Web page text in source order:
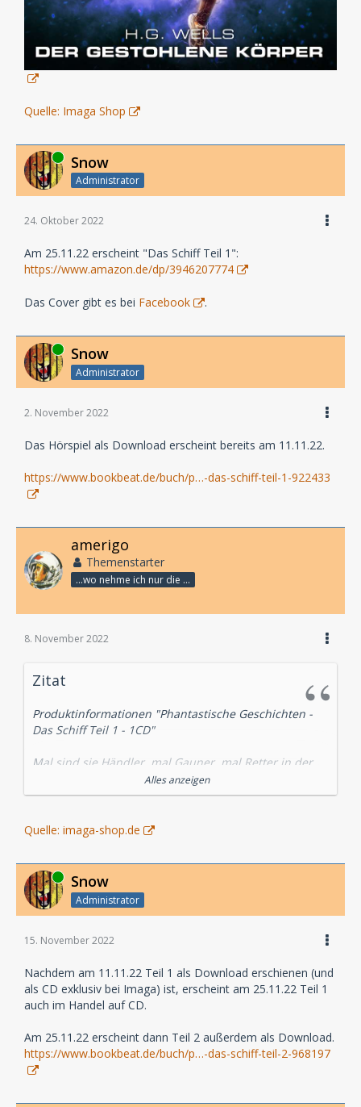
Quelle: Imaga Shop
Online Snow
Administrator
24. Oktober 2022
Am 25.11.22 erscheint "Das Schiff Teil 1":
https://www.amazon.de/dp/3946207774
Das Cover gibt es bei Facebook .
Online Snow
Administrator
2. November 2022
Das Hörspiel als Download erscheint bereits am 11.11.22.
https://www.bookbeat.de/buch/p…-das-schiff-teil-1-922433
amerigo
Themenstarter
...wo nehme ich nur die Zeit her, so vieles nicht zu hören?
8. November 2022
Zitat
Produktinformationen "Phantastische Geschichten -
Das Schiff Teil 1 - 1CD"
Mal sind sie Händler, mal Gauner, mal Retter in der
Not. Als die verwegenen Freunde Core, Raw und
Cosma auf der abgelegenen Raumschiffswerft
bekommen, ahnen sie nicht, dass damit eine
Verfolgungsjagd beginnt, die sie an den Rand der
Mit diesem filmästhetischen Hörspiel inszeniert
OLIVER DÖRING eine ebenso packende wie gruselige
Science Fiction-Geschichte frei nach Motiven von
Bombastisches Kopfkino dieser Art gibt es nur bei
Laufzeit: ca.54:00
Veröffentlichung: 11.11.2022
Alles anzeigen
Quelle: imaga-shop.de
Online Snow
Administrator
15. November 2022
Nachdem am 11.11.22 Teil 1 als Download erschienen (und
als CD exklusiv bei Imaga) ist, erscheint am 25.11.22 Teil 1
auch im Handel auf CD.
Am 25.11.22 erscheint dann Teil 2 außerdem als Download.
https://www.bookbeat.de/buch/p…-das-schiff-teil-2-968197